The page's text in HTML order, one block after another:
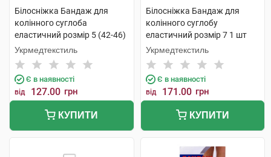
Білосніжка Бандаж для
колінного суглоба
еластичний розмір 5 (42-46)
1 шт
Укрмедтекстиль
Є в наявності
від 127.00 грн
КУПИТИ
Білосніжка Бандаж для
колінного суглобу
еластичний розмір 7 1 шт
Укрмедтекстиль
Є в наявності
від 171.00 грн
КУПИТИ